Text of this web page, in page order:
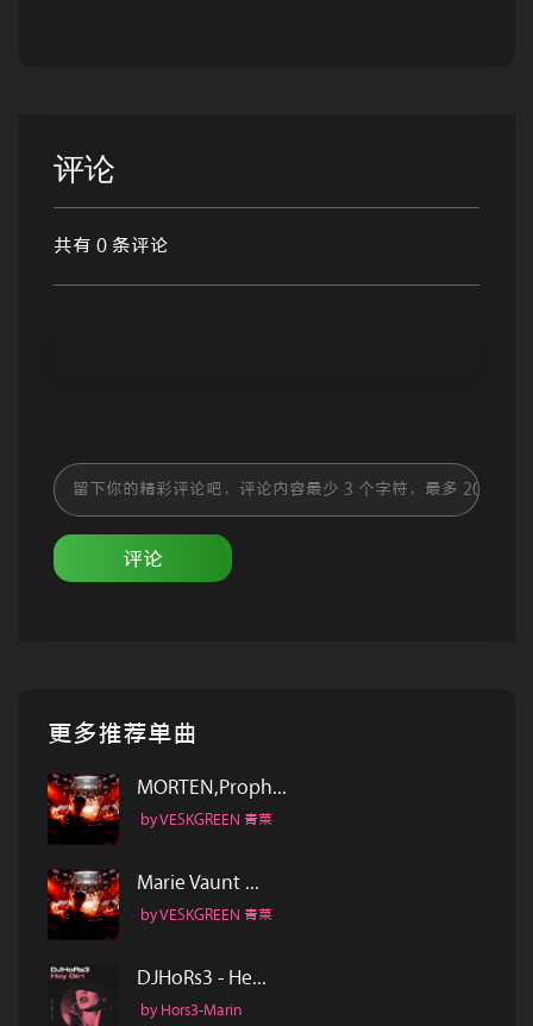
评论
共有 0 条评论
评论
更多推荐单曲
MORTEN,Proph...
by VESKGREEN 青菜
Marie Vaunt ...
by VESKGREEN 青菜
DJHoRs3 - He...
by Hors3-Marin